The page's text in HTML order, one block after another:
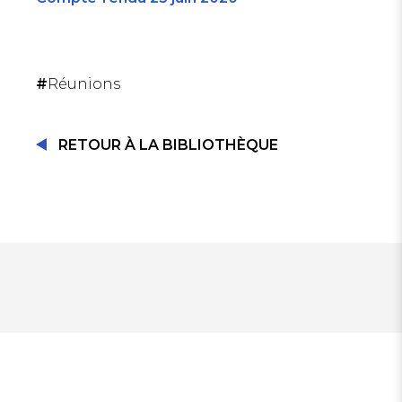
#Réunions
RETOUR À LA BIBLIOTHÈQUE